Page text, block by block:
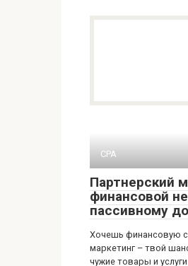
CPA
Партнерский
финансовой
пассивному
Хочешь финансовую
маркетинг – твой
чужие товары и услуги.